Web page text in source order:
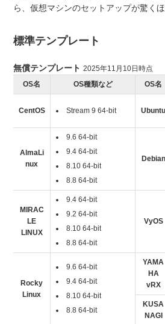
ら、仮想マシンのセットアップが驚く
標準テンプレート
無償テンプレート 2025年11月10日時点
OS名
OS種類など OS名
CentOS Stream 9 64-bit Ubuntu
AlmaLi
nux
9.6 64-bit
9.4 64-bit
8.10 64-bit
8.8 64-bit
Debian
MIRAC
LE
LINUX
9.4 64-bit
9.2 64-bit
8.10 64-bit
8.8 64-bit
VyOS
Rocky
Linux
9.6 64-bit
9.4 64-bit
8.10 64-bit
8.8 64-bit
YAMA
HA
vRX
KUSA
NAGI